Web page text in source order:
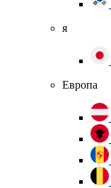
я
Европа